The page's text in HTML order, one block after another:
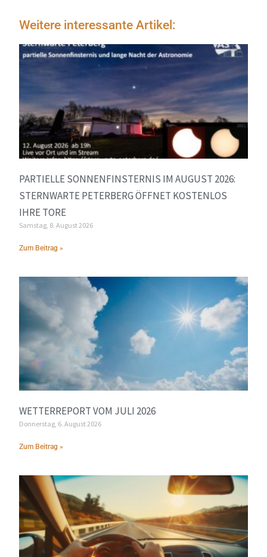
Weitere interessante Artikel:
PARTIELLE SONNENFINSTERNIS IM AUGUST 2026:
STERNWARTE PETERBERG ÖFFNET KOSTENLOS
IHRE TORE
Samstag, 8. August 2026
Zum Beitrag »
WETTERREPORT VOM JULI 2026
Donnerstag, 6. August 2026
Zum Beitrag »